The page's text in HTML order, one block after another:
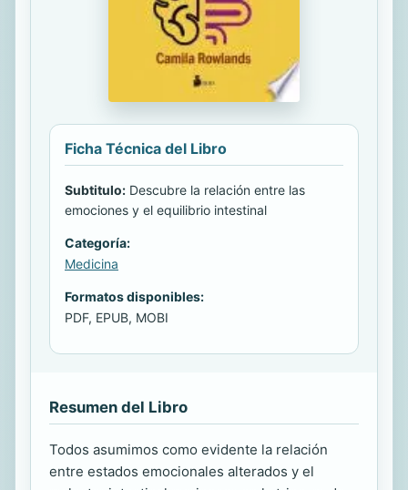
Ficha Técnica del Libro
Subtitulo: Descubre la relación entre las
emociones y el equilibrio intestinal
Categoría:
Medicina
Formatos disponibles:
PDF, EPUB, MOBI
Resumen del Libro
Todos asumimos como evidente la relación
entre estados emocionales alterados y el